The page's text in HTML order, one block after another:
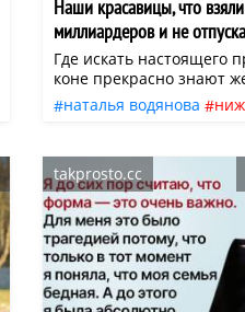
Наши красавицы, что
миллиардеров и не
Где искать настоящего
коне прекрасно знают
из нашего списка. Эти
смогли покорить сердца
сказочное везение,
наследственность или
целеустремленность?
наталья водянова
takprosto.cc